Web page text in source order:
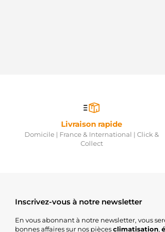
Livraison rapide
Domicile | France & International | Click &
Collect
Inscrivez-vous à notre newsletter
En vous abonnant à notre newsletter, vous
bonnes affaires sur nos piècesclimatisation,